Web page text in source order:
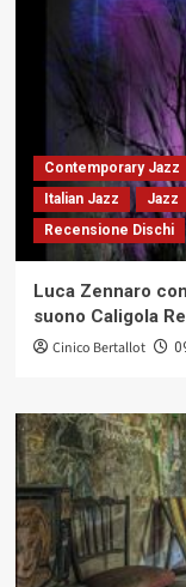
Contemporary Jazz
Italian Jazz
Jazz
Recensione Dischi
Luca Zennaro
suono Caligola
Cinico Bertallot